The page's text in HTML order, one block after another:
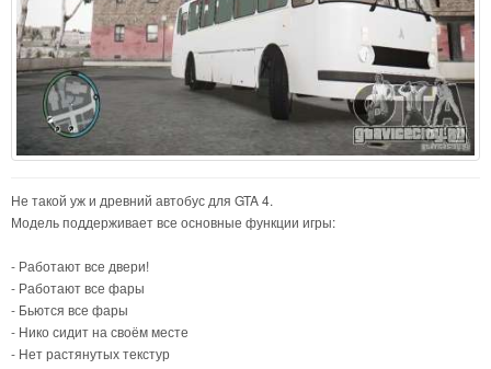
Не такой уж и древний автобус для GTA 4.
Модель поддерживает все основные функции игры:
- Работают все двери!
- Работают все фары
- Бьются все фары
- Нико сидит на своём месте
- Нет растянутых текстур